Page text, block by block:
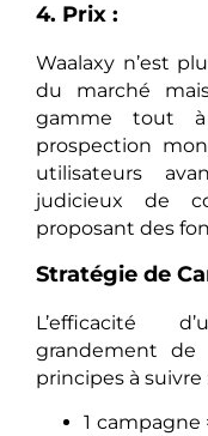
4. Prix :
Waalaxy n’est
du marché
gamme tout
prospection
utilisateurs
judicieux de
proposant des
Stratégie de
L’efficacité
grandement de
principes à suivre
1 campagne